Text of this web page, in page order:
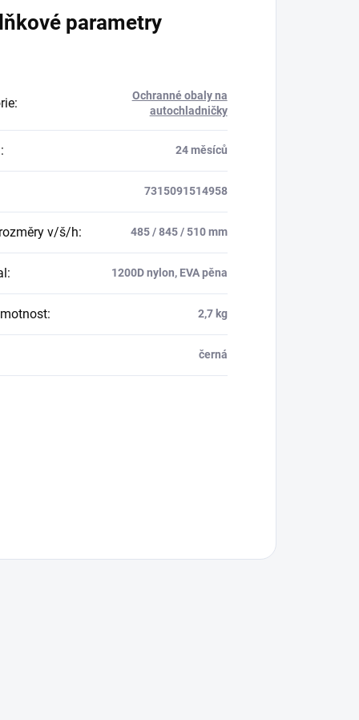
parametry
:
Ochranné obaly na
autochladničky
: 24 měsíců
7315091514958
v/š/h: 485 / 845 / 510 mm
: 1200D nylon, EVA pěna
: 2,7 kg
černá